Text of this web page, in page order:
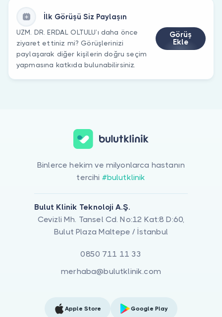
İlk Görüşü Siz Paylaşın
UZM. DR. ERDAL OLTULU’ı daha önce
ziyaret ettiniz mi? Görüşlerinizi
paylaşarak diğer kişilerin doğru seçim
yapmasına katkıda bulunabilirsiniz.
Görüş
Ekle
Binlerce hekim ve milyonlarca hastanın
tercihi #bulutklinik
Bulut Klinik Teknoloji A.Ş.
Cevizli Mh. Tansel Cd. No:12 Kat:8 D:60,
Bulut Plaza Maltepe / İstanbul
0850 711 11 33
merhaba@bulutklinik.com
Apple Store Google Play